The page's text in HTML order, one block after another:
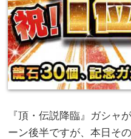
『頂・伝説降臨』ガシャ
ーン後半ですが、本日そ